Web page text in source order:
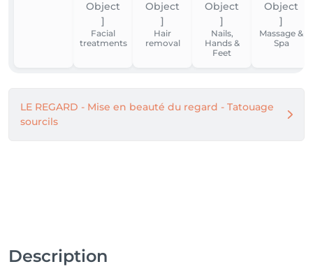
depuis 2011 vous profiterez en exclusivité des soins et
- Rajeunissement
- Revitalisation Capillaire -
barrière cutanée et endommagent nos cellules. Ce
Facial
treatments
Hair
removal
Nails,
Hands &
Feet
Massage &
Spa
LE REGARD - Mise en beauté du regard - Tatouage
sourcils
Description